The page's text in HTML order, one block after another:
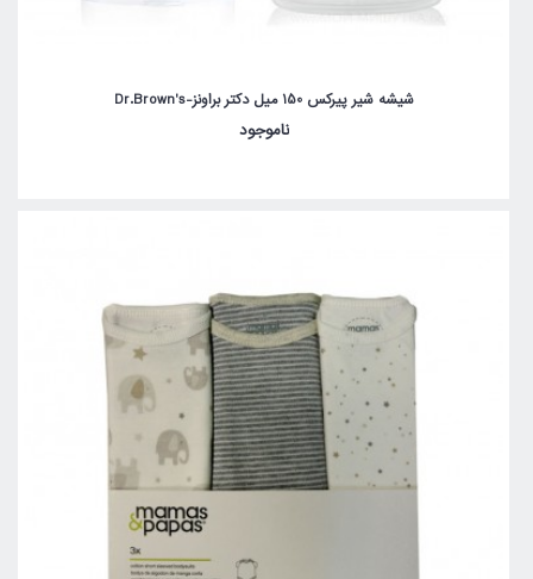
شیشه شیر پیرکس 150 میل دکتر براونز-Dr.Brown's
ناموجود